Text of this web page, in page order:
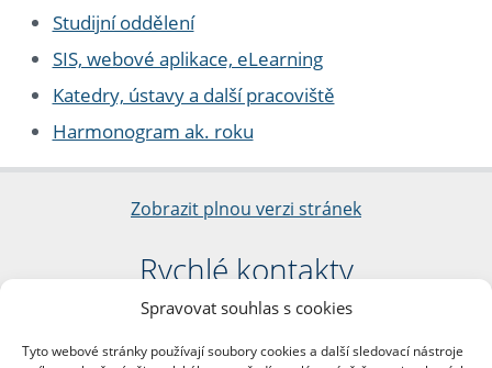
Spravovat souhlas s cookies
Tyto webové stránky používají soubory cookies a další sledovací nástroje
Studijní oddělení
SIS, webové aplikace, eLearning
Katedry, ústavy a další pracoviště
Harmonogram ak. roku
Zobrazit plnou verzi stránek
Rychlé kontakty
Filozofická fakulta
nám. Jana Palacha 1/2